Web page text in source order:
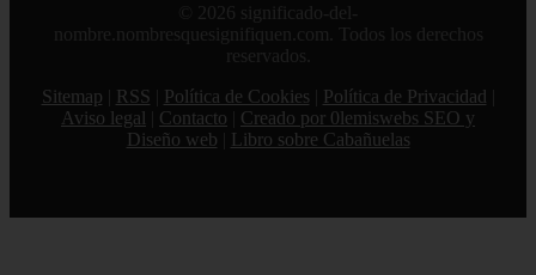
© 2026 significado-del-
nombre.nombresquesignifiquen.com. Todos los derechos
reservados.
Sitemap
RSS Política de Cookies Política de Privacidad
Aviso legal
Contacto
Creado por 0lemiswebs SEO y
Diseño web
Libro sobre Cabañuelas